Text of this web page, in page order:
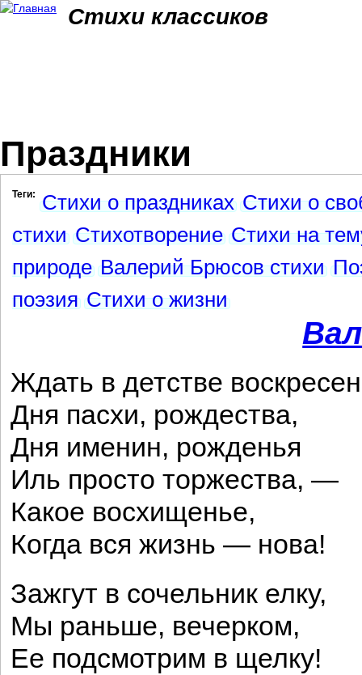
Стихи классиков
Праздники
Теги: Стихи о праздниках Стихи о
стихи Стихотворение Стихи на
природе Валерий Брюсов стихи
поэзия Стихи о жизни
Ждать в детстве
Дня пасхи, рождества,
Дня именин, рожденья
Иль просто торжества, —
Какое восхищенье,
Когда вся жизнь — нова!
Зажгут в сочельник елку,
Мы раньше, вечерком,
Ее подсмотрим в щелку!